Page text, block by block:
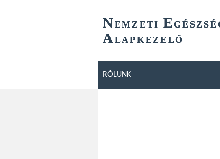
NEMZETI E
ALAPKEZELŐ
RÓLUNK